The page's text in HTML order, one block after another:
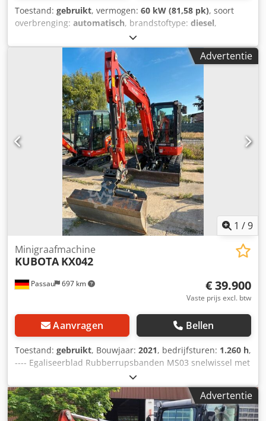
Toestand: gebruikt, vermogen: 60 kW (81,58 pk), soort
overbrenging: automatisch, brandstoftype: diesel,
7.430 kg
totale breedte:25.500 mm,
Advertentie
1 /9
Passau 697 km
Minigraafmachine
KUBOTA KX042
€ 39.900
Vaste prijs excl. btw
Aanvragen Bellen
Toestand: gebruikt, Bouwjaar: 2021, bedrijfsturen: 1.260 h,
---- Egaliseerblad Rubberrupsbanden MS03 snelwissel met
veiligingshaak Grijperleidingenset +1 Dodpszqyb Hjfx
Afrock Locatie: Dresden
Advertentie